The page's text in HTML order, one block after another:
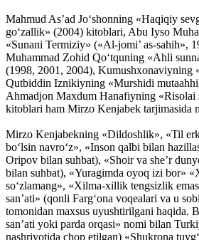
Mahmud As’ad Jo‘shonning «Haqiqiy
go‘zallik» (2004) kitoblari, Abu Iyso
«Sunani Termiziy» («Al-jomi’ as-sahih»,
Muhammad Zohid Qo‘tquning «Ahli
(1998, 2001, 2004), Kumushxonaviyning
Qutbiddin Iznikiyning «Murshidi
Ahmadjon Maxdum Hanafiyning «Risolai
kitoblari ham Mirzo Kenjabek tarjimasida
Mirzo Kenjabekning «Dildoshlik», «Til
bo‘lsin navro‘z», «Inson qalbi bilan
Oripov bilan suhbat), «Shoir va she’r
bilan suhbat), «Yuragimda oyoq izi bor»
so‘zlamang», «Xilma-xillik tengsizlik
san’ati» (qonli Farg‘ona voqealari va u
tomonidan maxsus uyushtirilgani haqida.
san’ati yoki parda orqasi» nomi bilan
nashriyotida chop etilgan) «Shukrona